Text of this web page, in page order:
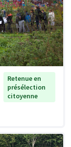
Retenue en
présélection
citoyenne